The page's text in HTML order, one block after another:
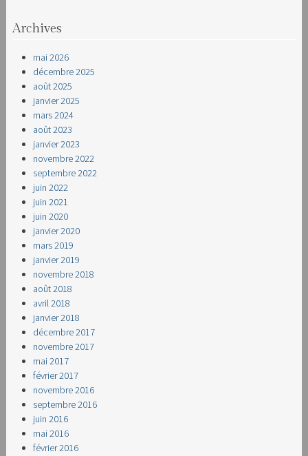
Archives
mai 2026
décembre 2025
août 2025
janvier 2025
mars 2024
août 2023
janvier 2023
novembre 2022
septembre 2022
juin 2022
juin 2021
juin 2020
janvier 2020
mars 2019
janvier 2019
novembre 2018
août 2018
avril 2018
janvier 2018
décembre 2017
novembre 2017
mai 2017
février 2017
novembre 2016
septembre 2016
juin 2016
mai 2016
février 2016